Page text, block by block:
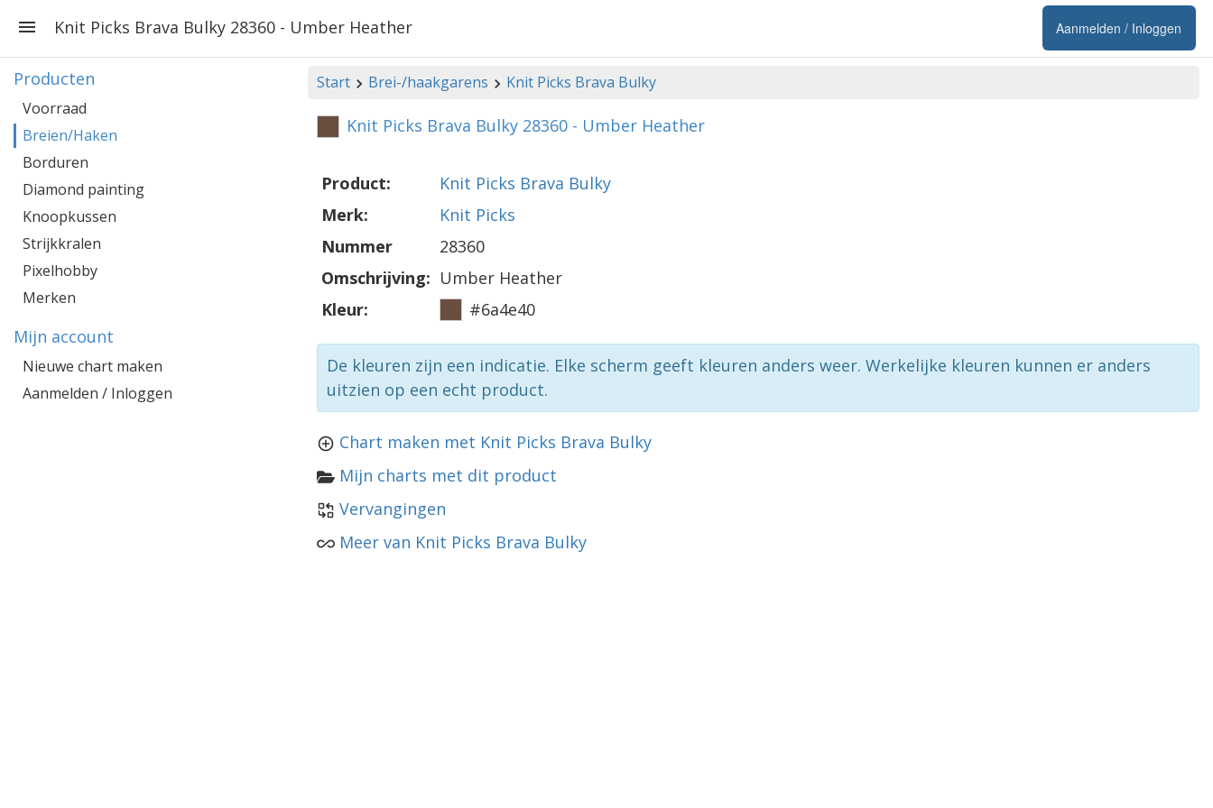
Aanmelden / Inloggen
Knit Picks Brava Bulky 28360 - Umber Heather
Start Brei-/haakgarens Knit Picks Brava Bulky
Knit Picks Brava Bulky 28360 - Umber Heather
Product:
Knit Picks Brava Bulky
Merk:
Knit Picks
Nummer
28360
Omschrijving: Umber Heather
Kleur:
#6a4e40
De kleuren zijn een indicatie. Elke scherm geeft kleuren anders weer. Werkelijke kleuren kunnen er anders
uitzien op een echt product.
Chart maken met Knit Picks Brava Bulky
Mijn charts met dit product
Vervangingen
Meer van Knit Picks Brava Bulky
Producten
Voorraad
Breien/Haken
Borduren
Diamond painting
Knoopkussen
Strijkkralen
Pixelhobby
Merken
Mijn account
Nieuwe chart maken
Aanmelden / Inloggen